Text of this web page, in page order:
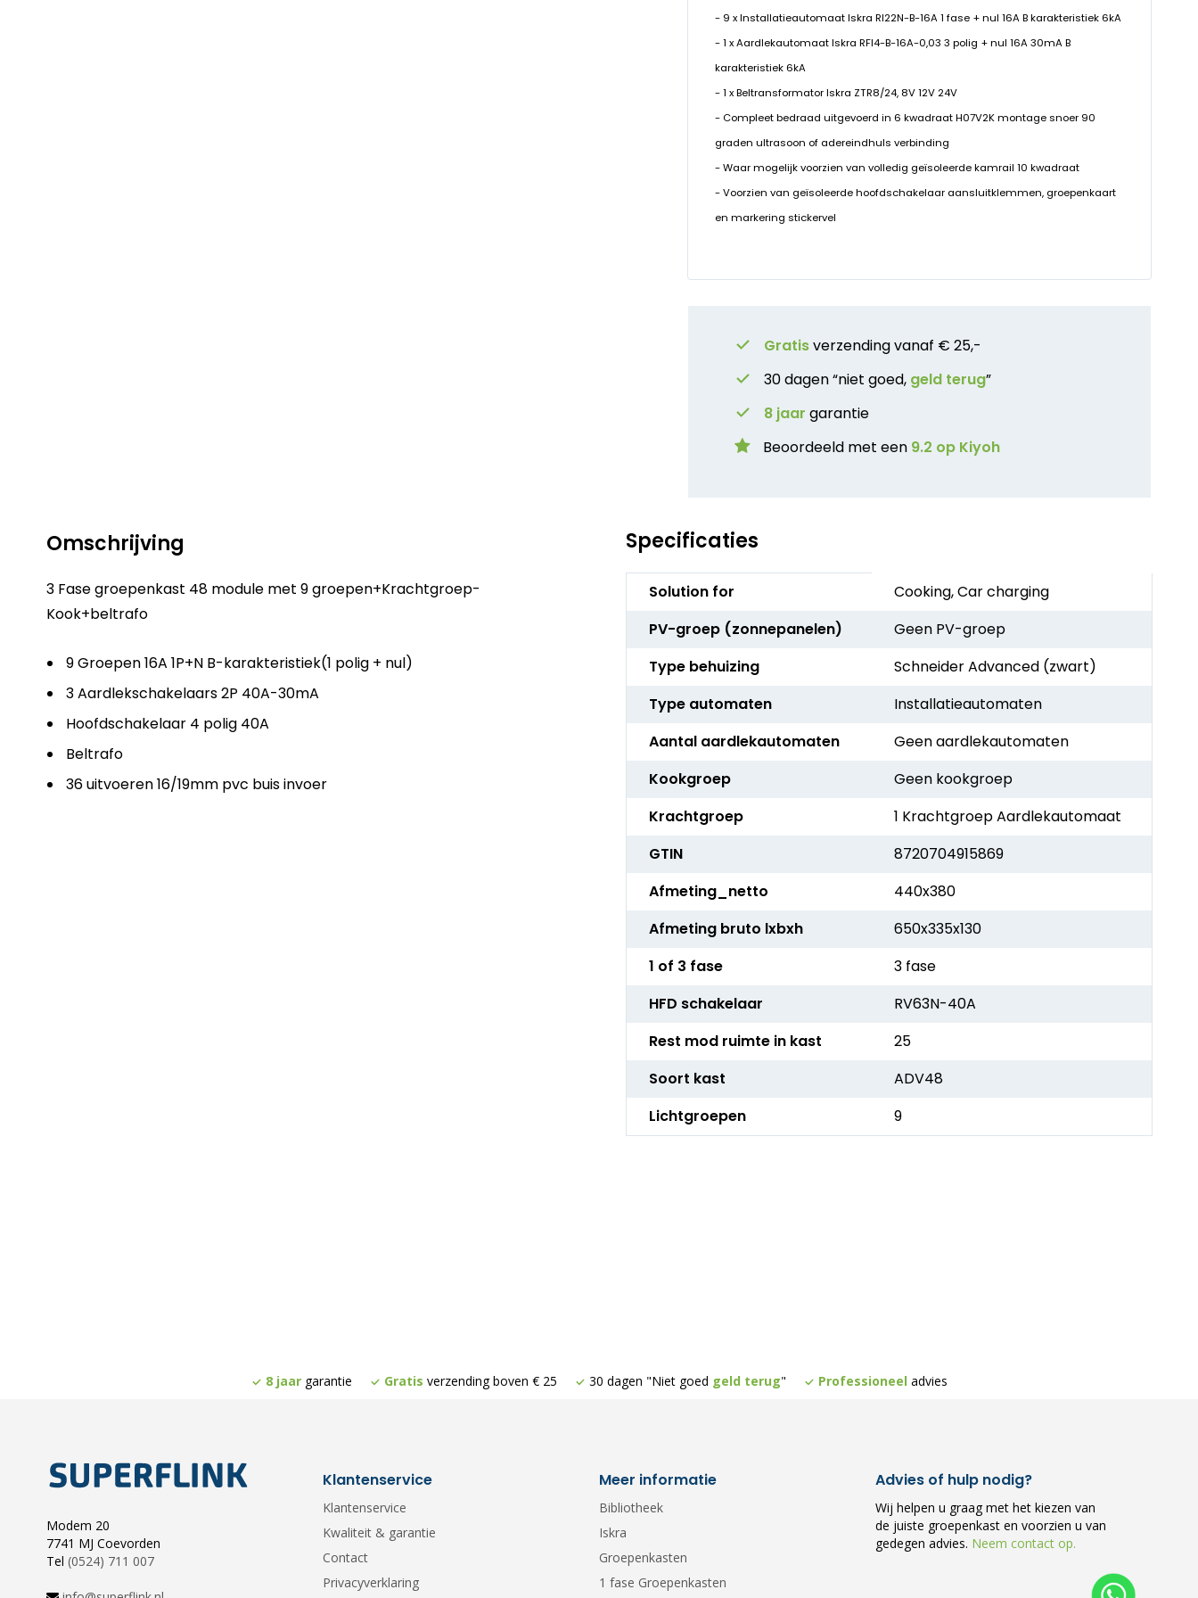
- 9 x Installatieautomaat Iskra RI22N-B-16A 1 fase + nul 16A B karakteristiek 6kA
- 1 x Aardlekautomaat Iskra RFI4-B-16A-0,03 3 polig + nul 16A 30mA B
karakteristiek 6kA
- 1 x Beltransformator Iskra ZTR8/24, 8V 12V 24V
- Compleet bedraad uitgevoerd in 6 kwadraat H07V2K montage snoer 90
graden ultrasoon of adereindhuls verbinding
- Waar mogelijk voorzien van volledig geïsoleerde kamrail 10 kwadraat
- Voorzien van geïsoleerde hoofdschakelaar aansluitklemmen, groepenkaart
en markering stickervel
Gratisverzending vanaf € 25,-
30 dagen “niet goed, geld terug”
8 jaar garantie
Beoordeeld met een 9.2 op Kiyoh
Specificaties
Meer
informatie
Solution for
Cooking, Car charging
PV-groep (zonnepanelen)
Geen PV-groep
Type behuizing
Schneider Advanced (zwart)
Type automaten
Installatieautomaten
Aantal aardlekautomaten
Geen aardlekautomaten
Kookgroep
Geen kookgroep
Krachtgroep
1 Krachtgroep Aardlekautomaat
GTIN
8720704915869
Afmeting_netto
440x380
Afmeting bruto lxbxh
650x335x130
1 of 3 fase
3 fase
HFD schakelaar
RV63N-40A
Rest mod ruimte in kast
25
Soort kast
ADV48
Lichtgroepen
9
Omschrijving
3 Fase groepenkast 48 module met 9 groepen+Krachtgroep-
Kook+beltrafo
9 Groepen 16A 1P+N B-karakteristiek(1 polig + nul)
3 Aardlekschakelaars 2P 40A-30mA
Hoofdschakelaar 4 polig 40A
Beltrafo
36 uitvoeren 16/19mm pvc buis invoer
8 jaargarantie Gratis verzending boven € 25 30 dagen "Niet goed geld terug" Professioneel advies
Modem 20
7741 MJ Coevorden
Tel (0524) 711 007
Klantenservice
Klantenservice
Kwaliteit & garantie
Contact
Privacyverklaring
Meer informatie
Bibliotheek
Iskra
Groepenkasten
1 fase Groepenkasten
Advies of hulp nodig?
Wij helpen u graag met het kiezen van
de juiste groepenkast en voorzien u van
gedegen advies. Neem contact op.